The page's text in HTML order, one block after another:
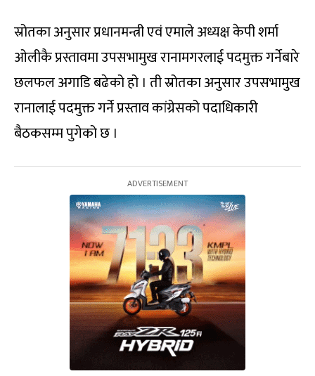
स्रोतका अनुसार प्रधानमन्त्री एवं एमाले अध्यक्ष केपी शर्मा
ओलीकै प्रस्तावमा उपसभामुख रानामगरलाई पदमुक्त गर्नेबारे
छलफल अगाडि बढेको हो । ती स्रोतका अनुसार उपसभामुख
रानालाई पदमुक्त गर्ने प्रस्ताव कांग्रेसको पदाधिकारी
बैठकसम्म पुगेको छ ।